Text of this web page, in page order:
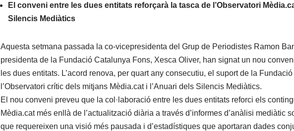
El conveni entre les dues entitats reforçarà la tasca de l’Observatori
Silencis Mediàtics
Aquesta setmana passada la co-vicepresidenta del Grup de Periodistes Ramon
presidenta de la Fundació Catalunya Fons, Xesca Oliver, han signat un nou
les dues entitats. L’acord renova, per quart any consecutiu, el suport de la
l’Observatori crític dels mitjans Mèdia.cat i l’Anuari dels Silencis Mediàtics.
El nou conveni preveu que la col·laboració entre les dues entitats reforci els
Mèdia.cat més enllà de l’actualització diària a través d’informes d’anàlisi mediàtic
que requereixen una visió més pausada i d’estadístiques que aportaran dades